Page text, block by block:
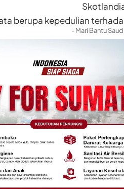
berupa kepedulian
- Mari Bantu